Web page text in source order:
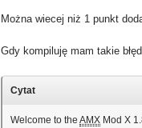
Można wiecej niż 1 punkt
Gdy kompiluję mam takie
Cytat
Welcome to theAMX Mod X